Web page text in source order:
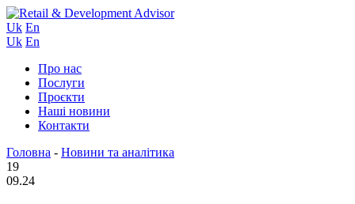
Uk En
Uk En
Про нас
Послуги
Проєкти
Наші новини
Контакти
Головна - Новини та аналітика
19
09.24